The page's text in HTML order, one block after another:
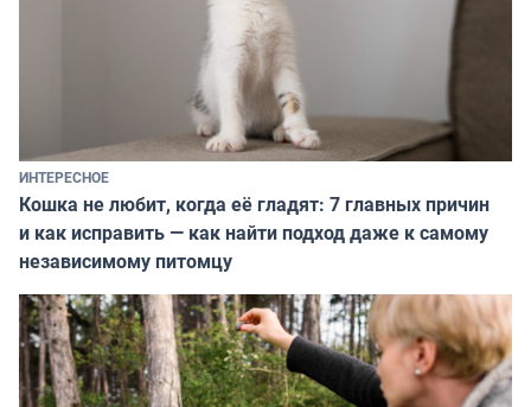
ИНТЕРЕСНОЕ
Кошка не любит, когда её гладят: 7 главных причин
и как исправить — как найти подход даже к самому
независимому питомцу